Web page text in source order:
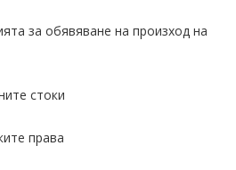
за обявяване на произход на
стоки
права